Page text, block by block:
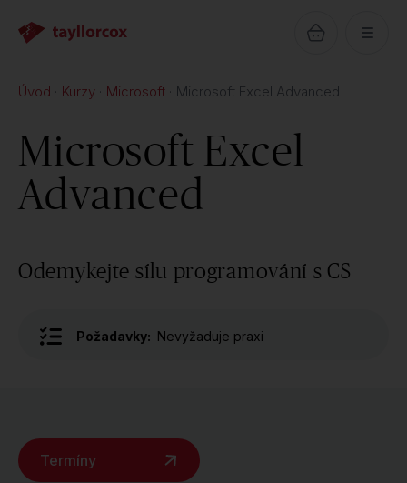
Úvod Kurzy Microsoft Microsoft Excel Advanced
Microsoft Excel
Advanced
Odemykejte sílu programování s CS
Požadavky: Nevyžaduje praxi
Termíny